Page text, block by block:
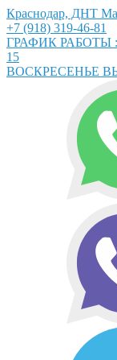
Краснодар, ДНТ
+7 (918) 319-46-81
ГРАФИК РАБОТЫ
15
ВОСКРЕСЕНЬЕ